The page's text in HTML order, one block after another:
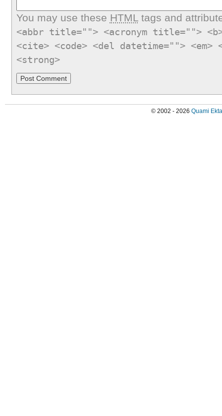
You may use these HTMLtags and
<abbr title=""> <acronym title="">
<cite> <code> <del datetime="">
<strong>
© 2002 - 2026 Quami